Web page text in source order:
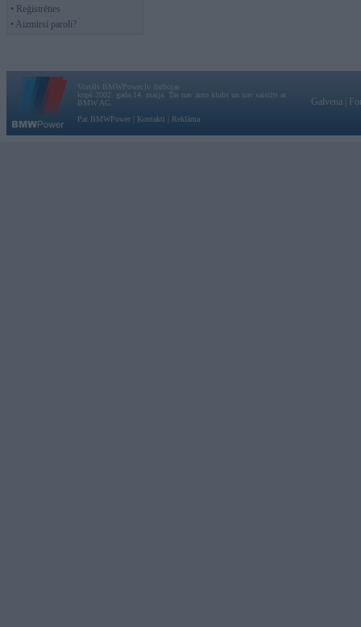
• Reģistrēties
• Aizmirsi paroli?
Vortāls BMWPower.lv darbojas
kopš 2002. gada 14. maija. Tas nav auto klubs un nav saistīts ar
BMW AG.
Par BMWPower
Kontakti Reklāma
Galvena